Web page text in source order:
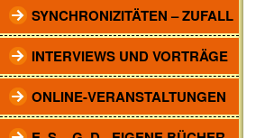
SYNCHRONIZITÄTEN – ZUFALL
INTERVIEWS UND VORTRÄGE
ONLINE-VERANSTALTUNGEN